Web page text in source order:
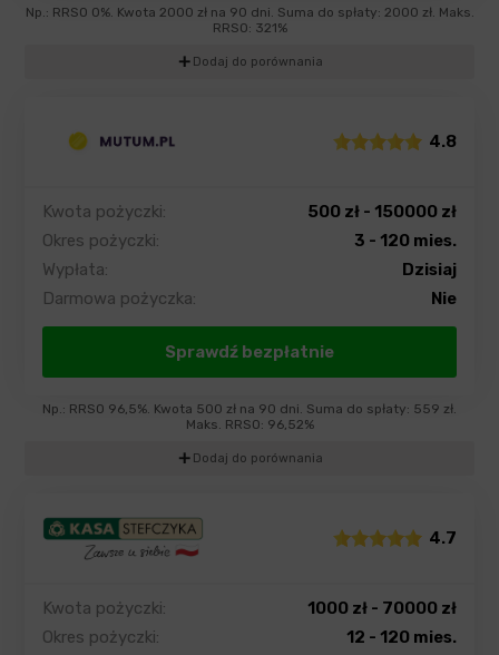
Np.: RRSO 0%. Kwota 2000 zł na 90 dni. Suma do spłaty: 2000 zł. Maks.
RRSO: 321%
add Dodaj do porównania
4.8
Kwota pożyczki:
500 zł - 150000 zł
Okres pożyczki:
3 - 120 mies.
Wypłata:
Dzisiaj
Darmowa pożyczka:
Nie
Sprawdź bezpłatnie
Np.: RRSO 96,5%. Kwota 500 zł na 90 dni. Suma do spłaty: 559 zł.
Maks. RRSO: 96,52%
add Dodaj do porównania
4.7
Kwota pożyczki:
1000 zł - 70000 zł
Okres pożyczki:
12 - 120 mies.